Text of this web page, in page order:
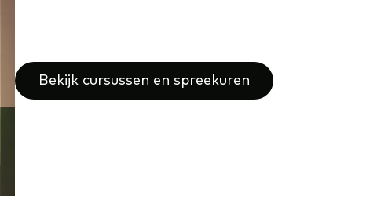
Bekijk cursussen en spreekuren